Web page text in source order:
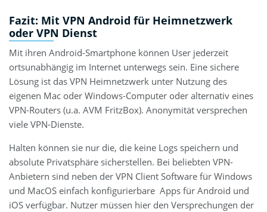
Fazit: Mit VPN Android für Heimnetzwerk
oder VPN Dienst
Mit ihren Android-Smartphone können User jederzeit
ortsunabhängig im Internet unterwegs sein. Eine sichere
Lösung ist das VPN Heimnetzwerk unter Nutzung des
eigenen Mac oder Windows-Computer oder alternativ eines
VPN-Routers (u.a. AVM FritzBox). Anonymität versprechen
viele VPN-Dienste.
Halten können sie nur die, die keine Logs speichern und
absolute Privatsphäre sicherstellen. Bei beliebten VPN-
Anbietern sind neben der VPN Client Software für Windows
und MacOS einfach konfigurierbare Apps für Android und
iOS verfügbar. Nutzer müssen hier den Versprechungen der